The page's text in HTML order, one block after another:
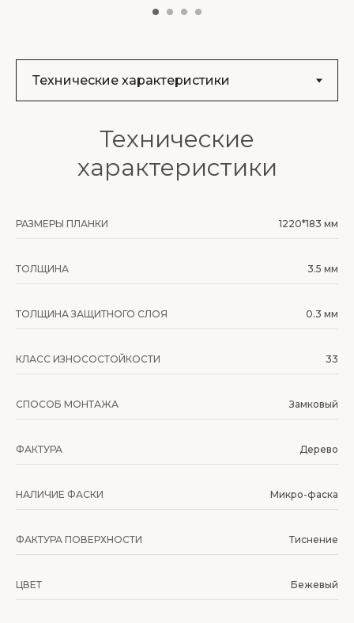
Технические
характеристики
РАЗМЕРЫ ПЛАНКИ 1220*183 мм
ТОЛЩИНА 3.5 мм
ТОЛЩИНА ЗАЩИТНОГО СЛОЯ 0.3 мм
КЛАСС ИЗНОСОСТОЙКОСТИ 33
СПОСОБ МОНТАЖА Замковый
ФАКТУРА Дерево
НАЛИЧИЕ ФАСКИ Микро-фаска
ФАКТУРА ПОВЕРХНОСТИ Тиснение
ЦВЕТ Бежевый